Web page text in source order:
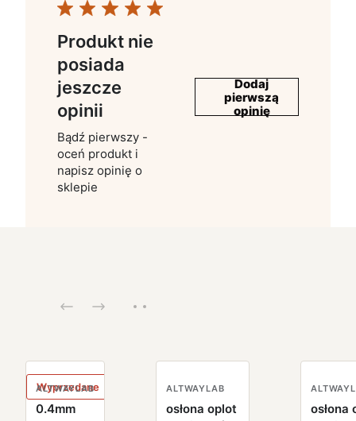
Produkt nie
posiada
jeszcze
opinii
Bądź pierwszy -
oceń produkt i
napisz opinię o
sklepie
Dodaj
pierwszą
opinię
Wyprzedane
ALTWAYLAB
0.4mm
ALTWAYLAB
osłona oplot
osłona